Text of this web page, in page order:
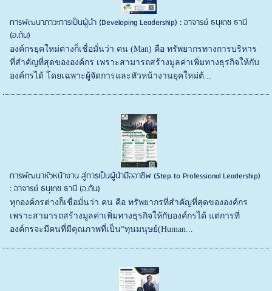
การพัฒนาภาวะการเป็นผู้นำ (Developing Leadership) : อาจารย์ ธนุเดช ธานี
(อ.ต้น)
องค์กรยุคใหม่ต่างก็เชื่อมั่นว่า คน (Man) คือ ทรัพยากรทางการบริหาร
ที่สำคัญที่สุดขององค์กร เพราะสามารถสร้างมูลค่าเพิ่มทางธุรกิจให้กับ
องค์กรได้ โดยเฉพาะผู้จัดการและหัวหน้างานยุคใหม่ต้...
การพัฒนาหัวหน้างาน สู่การเป็นผู้นำมืออาชีพ (Step to Professional Leadership)
: อาจารย์ ธนุเดช ธานี (อ.ต้น)
ทุกองค์กรต่างก็เชื่อมั่นว่า คน คือ ทรัพยากรที่สำคัญที่สุดขององค์กร
เพราะสามารถสร้างมูลค่าเพิ่มทางธุรกิจให้กับองค์กรได้ แต่การที่
องค์กรจะมีคนที่มีคุณภาพที่เป็น“ทุนมนุษย์(Human...